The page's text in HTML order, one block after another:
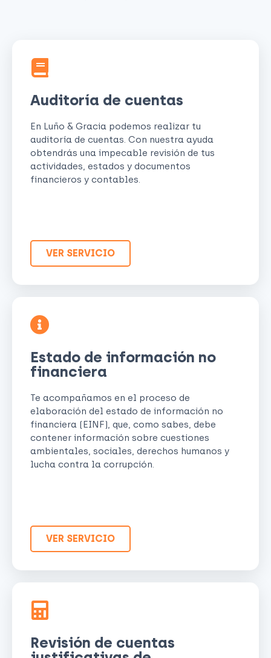
Auditoría de cuentas
En Luño & Gracia podemos realizar tu
auditoría de cuentas. Con nuestra ayuda
obtendrás una impecable revisión de tus
actividades, estados y documentos
financieros y contables.
VER SERVICIO
Estado de información no
financiera
Te acompañamos en el proceso de
elaboración del estado de información no
financiera (EINF), que, como sabes, debe
contener información sobre cuestiones
ambientales, sociales, derechos humanos y
lucha contra la corrupción.
VER SERVICIO
Revisión de cuentas